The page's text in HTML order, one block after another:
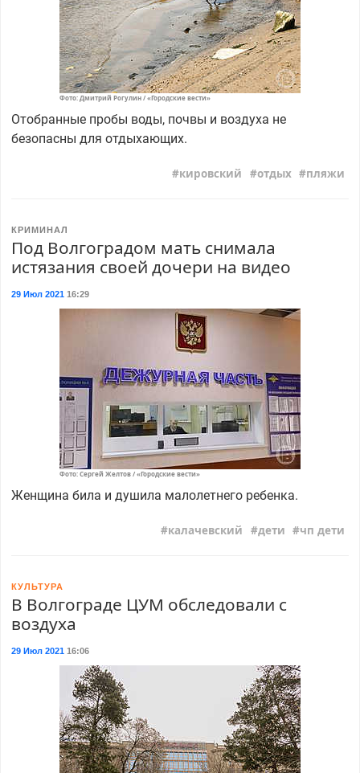
Фото: Дмитрий Рогулин / «Городские вести»
Отобранные пробы воды, почвы и воздуха не
безопасны для отдыхающих.
кировский отдых пляжи
КРИМИНАЛ
Под Волгоградом мать снимала
истязания своей дочери на видео
29 Июл 202116:29
Фото: Сергей Желтов / «Городские вести»
Женщина била и душила малолетнего ребенка.
калачевский дети чп дети
КУЛЬТУРА
В Волгограде ЦУМ обследовали с
воздуха
29 Июл 202116:06